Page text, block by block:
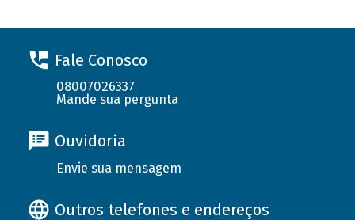
Fale Conosco
08007026337
Mande sua pergunta
Ouvidoria
Envie sua mensagem
Outros telefones e endereços